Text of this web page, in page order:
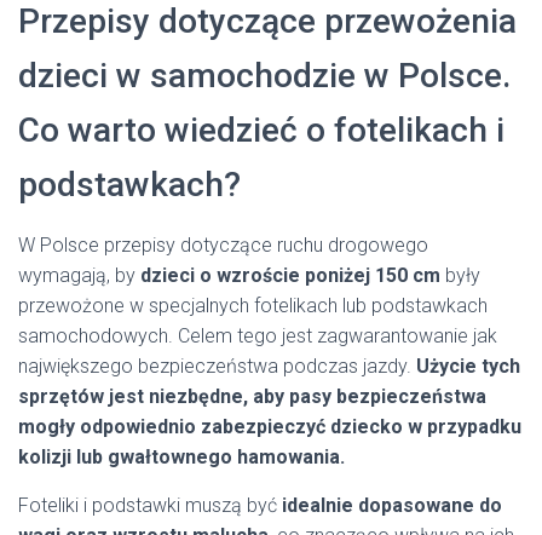
Przepisy dotyczące przewożenia
dzieci w samochodzie w Polsce.
Co warto wiedzieć o fotelikach i
podstawkach?
W Polsce przepisy dotyczące ruchu drogowego
wymagają, by dzieci o wzroście poniżej 150 cm były
przewożone w specjalnych fotelikach lub podstawkach
samochodowych. Celem tego jest zagwarantowanie jak
największego bezpieczeństwa podczas jazdy. Użycie tych
sprzętów jest niezbędne, aby pasy bezpieczeństwa
mogły odpowiednio zabezpieczyć dziecko w przypadku
kolizji lub gwałtownego hamowania.
Foteliki i podstawki muszą być idealnie dopasowane do